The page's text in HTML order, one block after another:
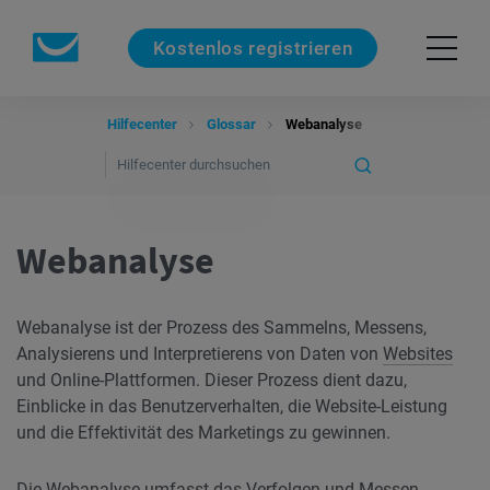
Kostenlos registrieren
Hilfecenter Glossar Webanalyse
Webanalyse
Webanalyse ist der Prozess des Sammelns, Messens,
Analysierens und Interpretierens von Daten von Websites
und Online-Plattformen. Dieser Prozess dient dazu,
Einblicke in das Benutzerverhalten, die Website-Leistung
und die Effektivität des Marketings zu gewinnen.